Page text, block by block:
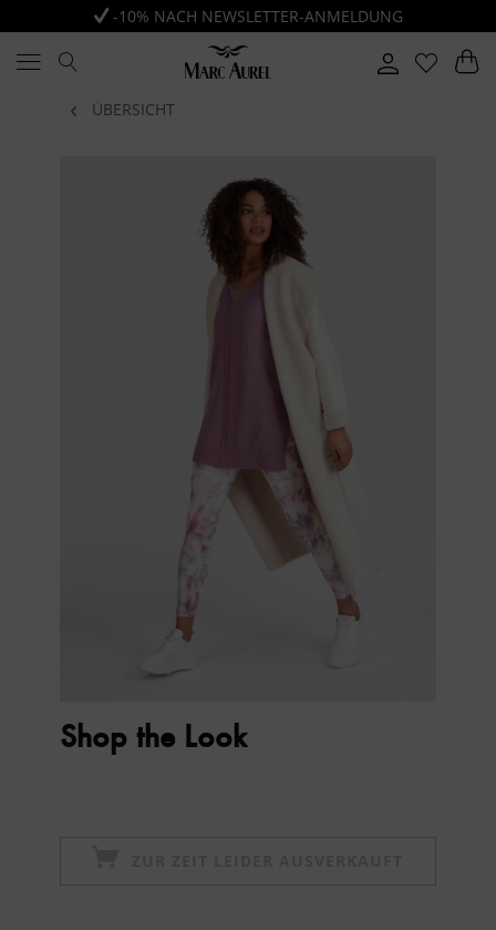
-10% NACH NEWSLETTER-ANMELDUNG
ÜBERSICHT
Shop the Look